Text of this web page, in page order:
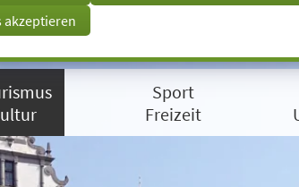
akzeptieren
Sport
Freizeit